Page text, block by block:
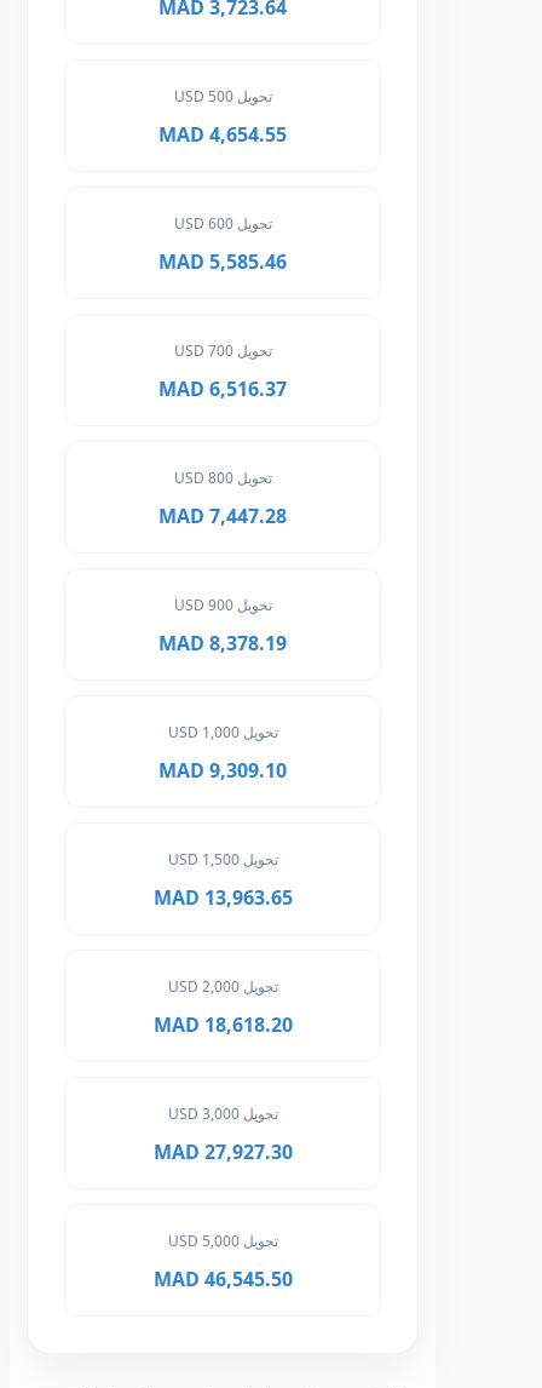
3,723.64 MAD
تحويل 500 USD
4,654.55 MAD
تحويل 600 USD
5,585.46 MAD
تحويل 700 USD
6,516.37 MAD
تحويل 800 USD
7,447.28 MAD
تحويل 900 USD
8,378.19 MAD
تحويل 1,000 USD
9,309.10 MAD
تحويل 1,500 USD
13,963.65 MAD
تحويل 2,000 USD
18,618.20 MAD
تحويل 3,000 USD
27,927.30 MAD
تحويل 5,000 USD
46,545.50 MAD